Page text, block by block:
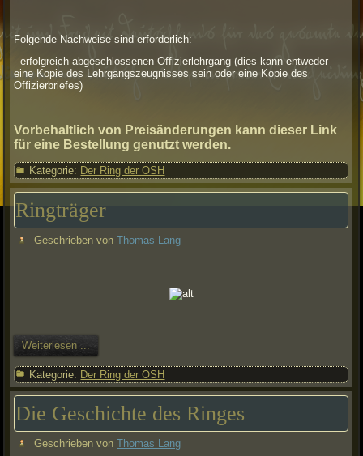
Folgende Nachweise sind erforderlich:
- erfolgreich abgeschlossenen Offizierlehrgang (dies kann entweder
eine Kopie des Lehrgangszeugnisses sein oder eine Kopie des
Offizierbriefes)
Vorbehaltlich von Preisänderungen kann dieser Link
für eine Bestellung genutzt werden.
Kategorie: Der Ring der OSH
Ringträger
Geschrieben vonThomas Lang
Weiterlesen ...
Kategorie: Der Ring der OSH
Die Geschichte des Ringes
Geschrieben vonThomas Lang